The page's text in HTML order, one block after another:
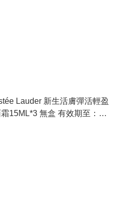
Lauder 新生活膚彈活輕盈
無盒 有效期至：